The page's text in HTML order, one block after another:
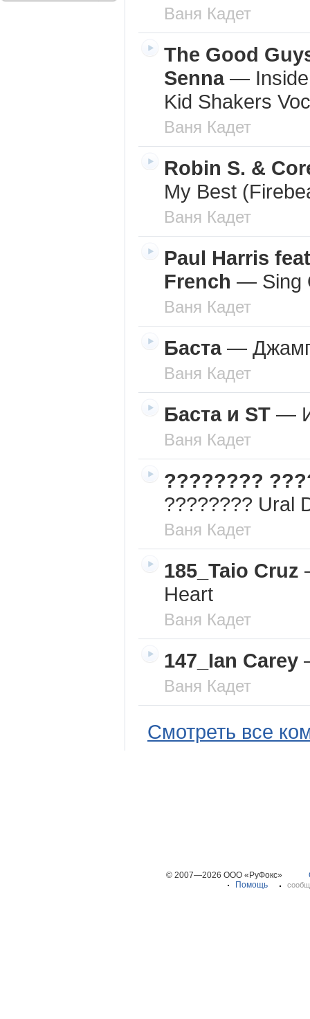
Ваня Кадет
The Good
Senna—
Kid Shakers
Ваня Кадет
Robin S. &
My Best
Ваня Кадет
Paul Harris
French — Sing
Ваня Кадет
Баста—
Ваня Кадет
Баста и ST —
Ваня Кадет
????????
???????? Ural
Ваня Кадет
185_Taio Cruz
Heart
Ваня Кадет
147_Ian Carey
Ваня Кадет
Смотреть все
© 2007—2026 ООО «РуФокс»
Помощь